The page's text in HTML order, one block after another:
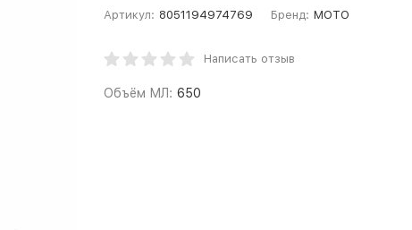
Артикул: 8051194974769 Бренд: МОТО
Написать отзыв
Объём МЛ: 650